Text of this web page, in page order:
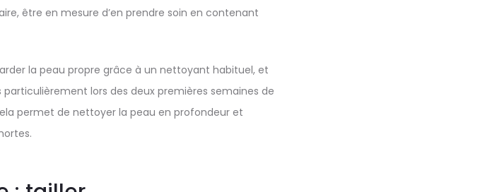
être en mesure d’en prendre soin en contenant
la peau propre grâce à un nettoyant habituel, et
particulièrement lors des deux premières semaines de
permet de nettoyer la peau en profondeur et